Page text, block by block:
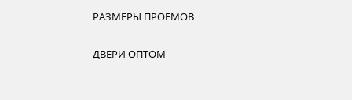
РАЗМЕРЫ ПРОЕМОВ
ДВЕРИ ОПТОМ